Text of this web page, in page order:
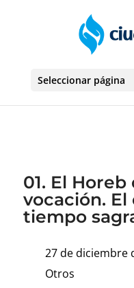
Seleccionar página
01. El
vocación. El
tiempo
27 de diciembre
Otros